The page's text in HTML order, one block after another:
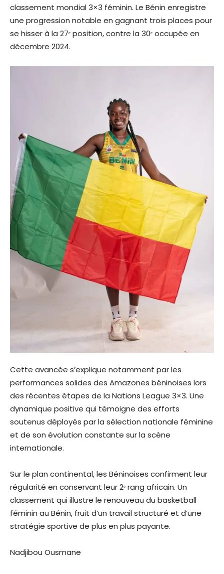
classement mondial 3×3 féminin. Le Bénin enregistre
une progression notable en gagnant trois places pour
se hisser à la 27ᵉ position, contre la 30ᵉ occupée en
décembre 2024.
Cette avancée s’explique notamment par les
performances solides des Amazones béninoises lors
des récentes étapes de la Nations League 3×3. Une
dynamique positive qui témoigne des efforts
soutenus déployés par la sélection nationale féminine
et de son évolution constante sur la scène
internationale.
Sur le plan continental, les Béninoises confirment leur
régularité en conservant leur 2ᵉ rang africain. Un
classement qui illustre le renouveau du basketball
féminin au Bénin, fruit d’un travail structuré et d’une
stratégie sportive de plus en plus payante.
Nadjibou Ousmane